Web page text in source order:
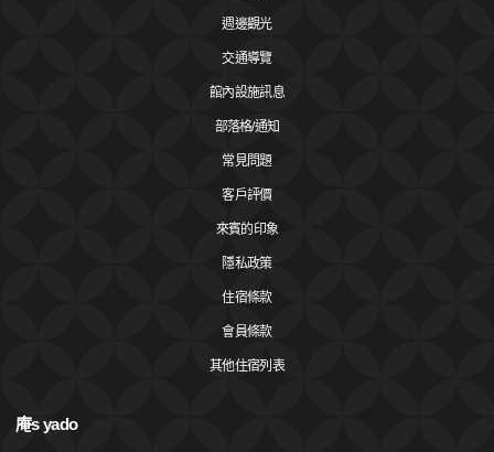
週邊觀光
交通導覽
館內設施訊息
部落格/通知
常見問題
客戶評價
來賓的印象
隱私政策
住宿條款
會員條款
其他住宿列表
庵s yado